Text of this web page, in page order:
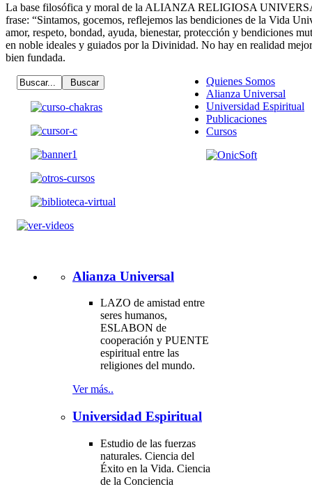
La base filosófica y moral de la ALIANZA RELIGIOSA
frase: “Sintamos, gocemos, reflejemos las bendiciones de la Vida
amor, respeto, bondad, ayuda, bienestar, protección y bendiciones
en noble ideales y guiados por la Divinidad. No hay en realidad
bien fundada.
Alianza Universal
LAZO de amistad entre
seres humanos,
ESLABON de
cooperación y PUENTE
espiritual entre las
religiones del mundo.
Ver más..
Universidad Espiritual
Estudio de las fuerzas
naturales. Ciencia del
Éxito en la Vida. Ciencia
de la Conciencia
Quienes Somos
Alianza Universal
Universidad Espiritual
Publicaciones
Cursos